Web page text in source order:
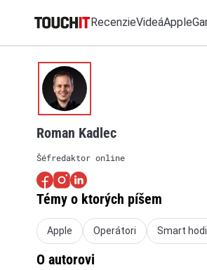
RecenzieVideáApple
Katalóg zariadení
Porovnať zariadenia
Tlačové správy
Predplatné časopisu
RÝCHLE ODKAZY
Recenzie
Apple
Samsung
iPhone
Garmin
Roman Kadlec
Šéfredaktor online
Témy o ktorých píšem
Apple Operátori Smart
O autorovi